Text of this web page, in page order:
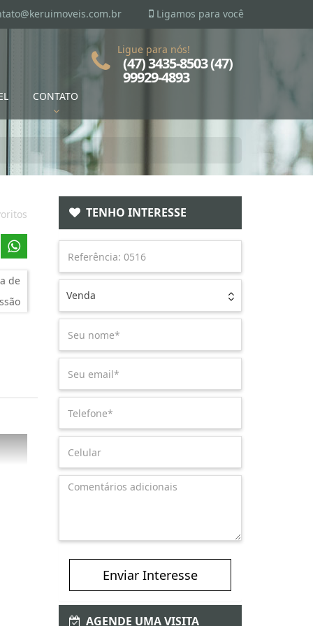
Ligamos para você
CONTATO
Ligue para nós!
(47) 3435-8503 (47)
99929-4893
de
TENHO INTERESSE
Venda